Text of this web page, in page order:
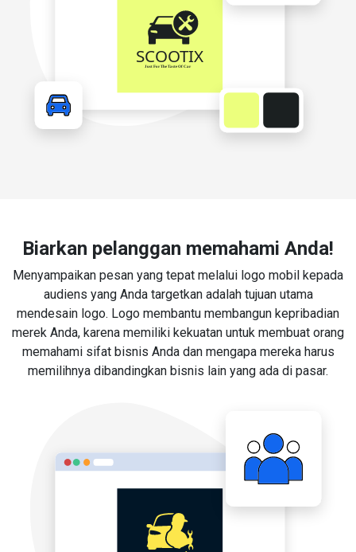
Biarkan pelanggan memahami Anda!
Menyampaikan pesan yang tepat melalui logo mobil kepada
audiens yang Anda targetkan adalah tujuan utama
mendesain logo. Logo membantu membangun kepribadian
merek Anda, karena memiliki kekuatan untuk membuat orang
memahami sifat bisnis Anda dan mengapa mereka harus
memilihnya dibandingkan bisnis lain yang ada di pasar.